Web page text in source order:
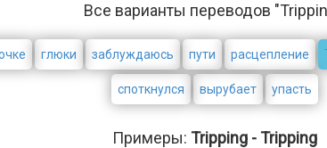
Все варианты переводов
глюки заблуждаюсь пути расцепление
споткнулся вырубает упасть
Примеры: Tripping - Tripping